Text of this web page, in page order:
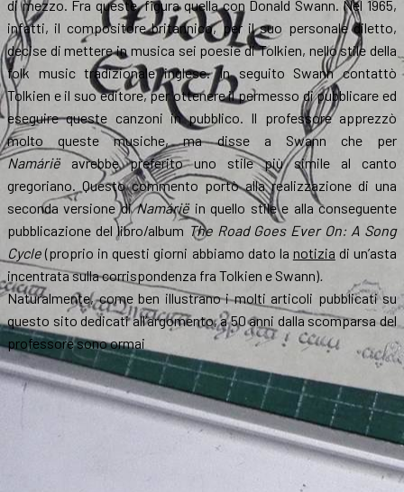
di mezzo. Fra queste, figura quella con Donald Swann. Nel 1965,
infatti, il compositore britannico, per il suo personale diletto,
decise di mettere in musica sei poesie di Tolkien, nello stile della
folk music tradizionale inglese. In seguito Swann contattò
Tolkien e il suo editore, per ottenere il permesso di pubblicare ed
eseguire queste canzoni in pubblico. Il professore apprezzò
molto queste musiche, ma disse a Swann che per
Namárië avrebbe preferito uno stile più simile al canto
gregoriano. Questo commento portò alla realizzazione di una
seconda versione diNamárië in quello stile e alla conseguente
pubblicazione del libro/album The Road Goes Ever On: A Song
Cycle(proprio in questi giorni abbiamo dato la notizia di un’asta
incentrata sulla corrispondenza fra Tolkien e Swann)
Naturalmente, come ben illustrano i molti articoli pubblicati su
questo sito dedicati all’argomento, a 50 anni dalla scomparsa del
professore sono ormai